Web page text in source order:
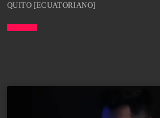
QUITO [ECUATORIANO]